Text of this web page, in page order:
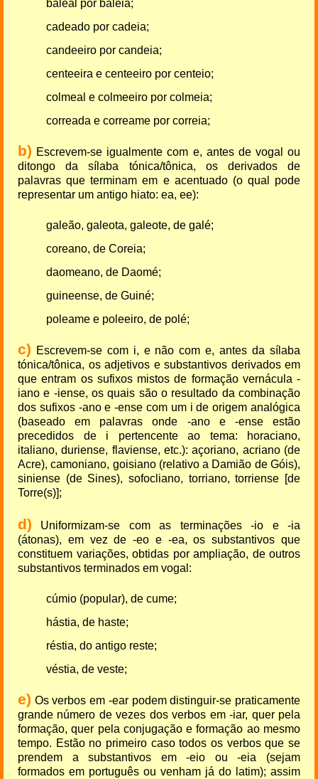
baleal por baleia;
cadeado por cadeia;
candeeiro por candeia;
centeeira e centeeiro por centeio;
colmeal e colmeeiro por colmeia;
correada e correame por correia;
b) Escrevem-se igualmente com e, antes de vogal ou
ditongo da sílaba tónica/tônica, os derivados de
palavras que terminam em e acentuado (o qual pode
representar um antigo hiato: ea, ee):
galeão, galeota, galeote, de galé;
coreano, de Coreia;
daomeano, de Daomé;
guineense, de Guiné;
poleame e poleeiro, de polé;
c) Escrevem-se com i, e não com e, antes da sílaba
tónica/tônica, os adjetivos e substantivos derivados em
que entram os sufixos mistos de formação vernácula -
iano e -iense, os quais são o resultado da combinação
dos sufixos -ano e -ense com um i de origem analógica
(baseado em palavras onde -ano e -ense estão
precedidos de i pertencente ao tema: horaciano,
italiano, duriense, flaviense, etc.): açoriano, acriano (de
Acre), camoniano, goisiano (relativo a Damião de Góis),
siniense (de Sines), sofocliano, torriano, torriense [de
Torre(s)];
d) Uniformizam-se com as terminações -io e -ia
(átonas), em vez de -eo e -ea, os substantivos que
constituem variações, obtidas por ampliação, de outros
substantivos terminados em vogal:
cúmio (popular), de cume;
hástia, de haste;
réstia, do antigo reste;
véstia, de veste;
e) Os verbos em -ear podem distinguir-se praticamente
grande número de vezes dos verbos em -iar, quer pela
formação, quer pela conjugação e formação ao mesmo
tempo. Estão no primeiro caso todos os verbos que se
prendem a substantivos em -eio ou -eia (sejam
formados em português ou venham já do latim); assim